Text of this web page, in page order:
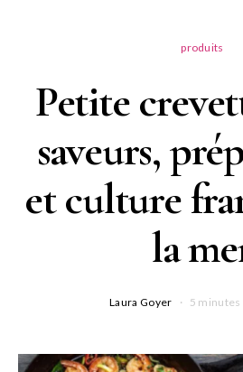
produits
Petite
saveurs,
et culture
la
Laura Goyer 5